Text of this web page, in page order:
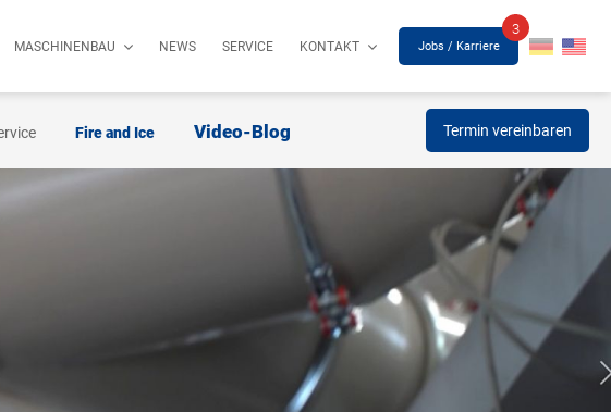
MASCHINENBAU NEWS SERVICE KONTAKT Jobs / Karriere
3
Fire and Ice Video-Blog Termin vereinbaren